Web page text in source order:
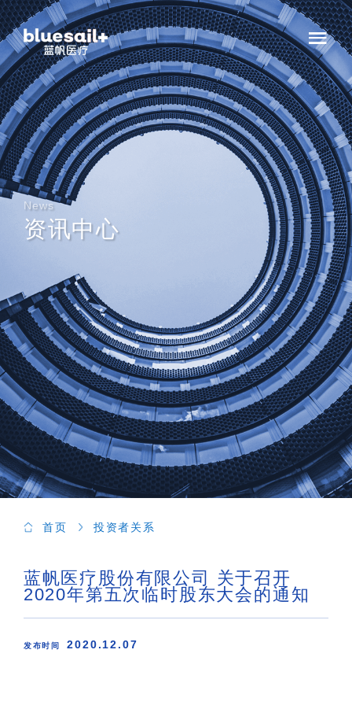
News
资讯中心
首页 投资者关系
蓝帆医疗股份有限公司 关于召开
2020年第五次临时股东大会的通知
发布时间 2020.12.07